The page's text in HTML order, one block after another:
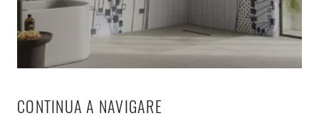
CONTINUA A NAVIGARE